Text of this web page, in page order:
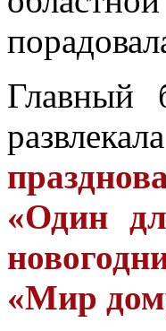
Главный
«Один
«Мир